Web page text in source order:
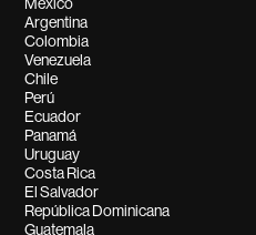
Argentina
Colombia
Venezuela
Chile
Perú
Ecuador
Panamá
Uruguay
Costa Rica
El Salvador
República Dominicana
Guatemala